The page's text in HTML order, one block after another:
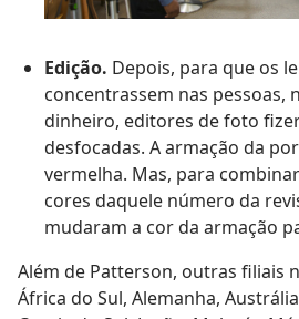
Edição. Depois, para que os
concentrassem nas pessoas,
dinheiro, editores de foto
desfocadas. A armação da
vermelha. Mas, para
cores daquele número da
mudaram a cor da armação
Além de Patterson, outras filiais
África do Sul, Alemanha,